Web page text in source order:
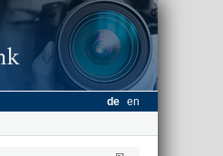
de en